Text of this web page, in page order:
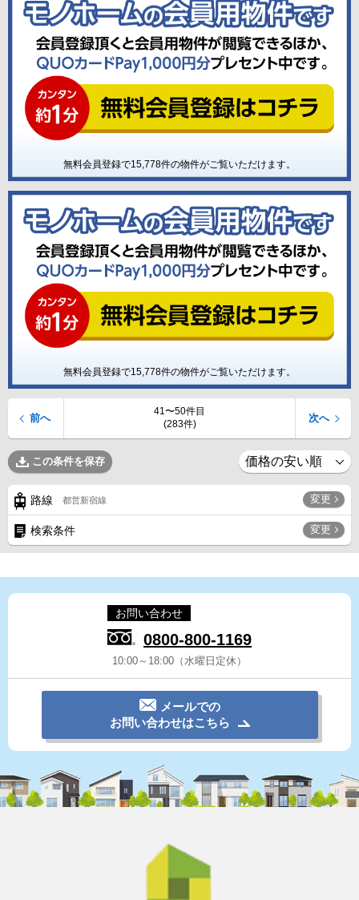
無料会員登録で15,778件の物件がご覧いただけます。
無料会員登録で15,778件の物件がご覧いただけます。
41〜50件目
(283件)
前へ 次へ
この条件を保存
路線 都営新宿線 変更
検索条件 変更
お問い合わせ
0800-800-1169
10:00～18:00（水曜日定休）
メールでの
お問い合わせはこちら